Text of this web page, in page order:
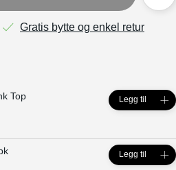
Gratis bytte og enkel retur
Top Legg til
Legg til